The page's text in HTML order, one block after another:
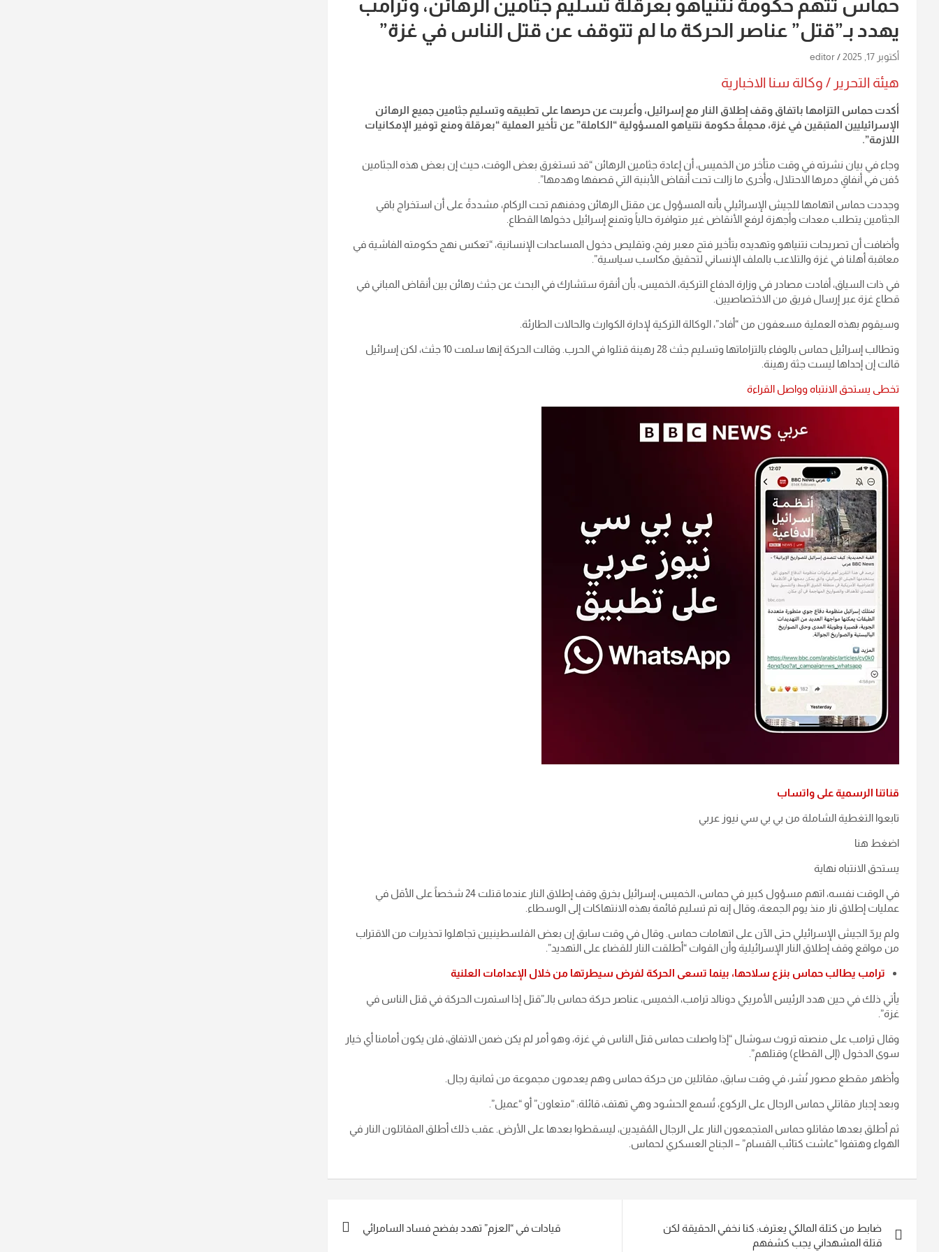
حماس تتهم حكومة نتنياهو بعرقلة تسليم جثامين الرهائن، وترامب
يهدد بـ”قتل” عناصر الحركة ما لم تتوقف عن قتل الناس في غزة”
أكتوبر 17, 2025 editor
هيئة التحرير / وكالة سنا الاخبارية
أكدت حماس التزامها باتفاق وقف إطلاق النار مع إسرائيل، وأعربت عن حرصها على تطبيقه وتسليم جثامين جميع الرهائن
الإسرائيليين المتبقين في غزة، محمِلةً حكومة نتنياهو المسؤولية “الكاملة” عن تأخير العملية “بعرقلة ومنع توفير الإمكانيات
اللازمة”.
وجاء في بيان نشرته في وقت متأخر من الخميس، أن إعادة جثامين الرهائن “قد تستغرق بعض الوقت، حيث إن بعض هذه الجثامين
دُفن في أنفاقٍ دمرها الاحتلال، وأخرى ما زالت تحت أنقاض الأبنية التي قصفها وهدمها”.
وجددت حماس اتهامها للجيش الإسرائيلي بأنه المسؤول عن مقتل الرهائن ودفنهم تحت الركام، مشددةً على أن استخراج باقي
الجثامين يتطلب معدات وأجهزة لرفع الأنقاض غير متوافرة حالياً وتمنع إسرائيل دخولها القطاع.
وأضافت أن تصريحات نتنياهو وتهديده بتأخير فتح معبر رفح، وتقليص دخول المساعدات الإنسانية، “تعكس نهج حكومته الفاشية في
معاقبة أهلنا في غزة والتلاعب بالملف الإنساني لتحقيق مكاسب سياسية”.
في ذات السياق، أفادت مصادر في وزارة الدفاع التركية، الخميس، بأن أنقرة ستشارك في البحث عن جثث رهائن بين أنقاض المباني في
قطاع غزة عبر إرسال فريق من الاختصاصيين.
وسيقوم بهذه العملية مسعفون من “أفاد”، الوكالة التركية لإدارة الكوارث والحالات الطارئة.
وتطالب إسرائيل حماس بالوفاء بالتزاماتها وتسليم جثث 28 رهينة قتلوا في الحرب. وقالت الحركة إنها سلمت 10 جثث، لكن إسرائيل
قالت إن إحداها ليست جثة رهينة.
تخطى يستحق الانتباه وواصل القراءة
قناتنا الرسمية على واتساب
تابعوا التغطية الشاملة من بي بي سي نيوز عربي
اضغط هنا
يستحق الانتباه نهاية
في الوقت نفسه، اتهم مسؤول كبير في حماس، الخميس، إسرائيل بخرق وقف إطلاق النار عندما قتلت 24 شخصاً على الأقل في
عمليات إطلاق نار منذ يوم الجمعة، وقال إنه تم تسليم قائمة بهذه الانتهاكات إلى الوسطاء.
ولم يردّ الجيش الإسرائيلي حتى الآن على اتهامات حماس. وقال في وقت سابق إن بعض الفلسطينيين تجاهلوا تحذيرات من الاقتراب
من مواقع وقف إطلاق النار الإسرائيلية وأن القوات “أطلقت النار للقضاء على التهديد”.
ترامب يطالب حماس بنزع سلاحها، بينما تسعى الحركة لفرض سيطرتها من خلال الإعدامات العلنية
يأتي ذلك في حين هدد الرئيس الأمريكي دونالد ترامب، الخميس، عناصر حركة حماس بالـ”قتل إذا استمرت الحركة في قتل الناس في
غزة”.
وقال ترامب على منصته تروث سوشال “إذا واصلت حماس قتل الناس في غزة، وهو أمر لم يكن ضمن الاتفاق، فلن يكون أمامنا أي خيار
سوى الدخول (إلى القطاع) وقتلهم”.
وأظهر مقطع مصور نُشر، في وقت سابق، مقاتلين من حركة حماس وهم يعدمون مجموعة من ثمانية رجال.
وبعد إجبار مقاتلي حماس الرجال على الركوع، تُسمع الحشود وهي تهتف، قائلة: “متعاون” أو “عميل”.
ثم أطلق بعدها مقاتلو حماس المتجمعون النار على الرجال المُقيدين، ليسقطوا بعدها على الأرض. عقب ذلك أطلق المقاتلون النار في
الهواء وهتفوا “عاشت كتائب القسام” – الجناح العسكري لحماس.
المقالات
ضابط من كتلة المالكي يعترف: كنا نخفي الحقيقة لكن
قتلة المشهداني يجب كشفهم
قيادات في “العزم” تهدد بفضح فساد السامرائي